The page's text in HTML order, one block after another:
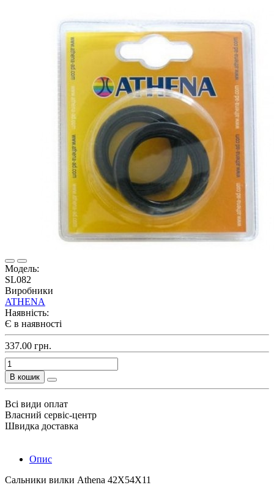
Модель:
SL082
Виробники
ATHENA
Наявність:
Є в наявності
337.00 грн.
В кошик
Всі види оплат
Власний сервіс-центр
Швидка доставка
Опис
Сальники вилки Athena 42X54X11